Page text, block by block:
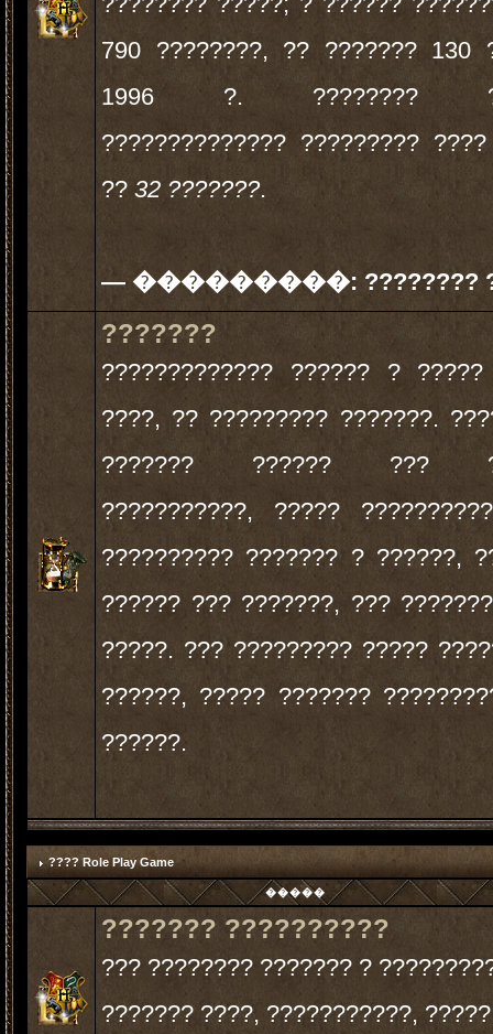
790 ????????, ?? ??????? 130
1996 ?. ????????
?????????????? ?????????
?? 32 ???????.
— ���������: ????????
???????
????????????? ?????? ? ?????
????, ?? ????????? ???????.
??????? ?????? ???
???????????, ?????
?????????? ??????? ? ??????,
?????? ??? ???????, ???
?????. ??? ????????? ?????
??????, ????? ???????
??????.
???? Role Play Game
�����
??????? ??????????
??? ???????? ??????? ?
??????? ????, ???????????,